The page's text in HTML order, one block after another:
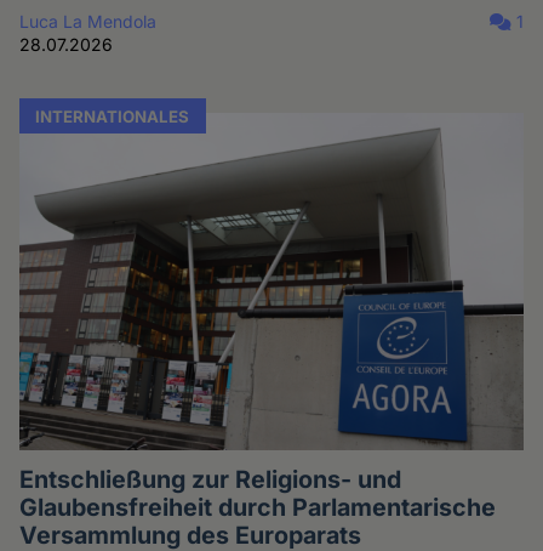
Luca La Mendola
28.07.2026
1
INTERNATIONALES
Entschließung zur Religions- und
Glaubensfreiheit durch Parlamentarische
Versammlung des Europarats